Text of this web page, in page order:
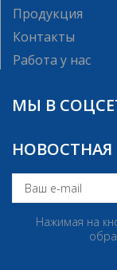
Продукция
Контакты
Работа у нас
МЫ В
Нажимая на